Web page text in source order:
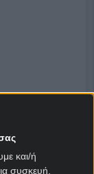
και/ή
συσκευή,